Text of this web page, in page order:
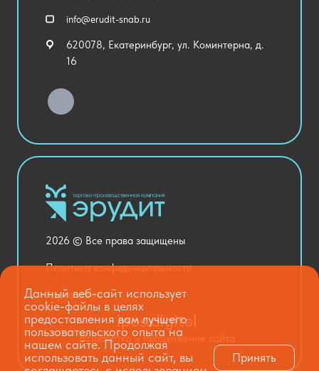
Спортивный зал
Уличное оборудование
Хозяйственные Товары
Столовая и пищеблок
Оснащение кабинетов
Медицинский кабинет
Национальные проекты
info@erudit-snab.ru
620078, Екатеринбург, ул. Коминтерна, д.
16
2026 © Все права защищены
Политика конфиденциальности
Карта сайта
Разработка и продвижение сайта
Данный веб-сайт использует
cookie-файлы в целях
предоставления вам лучшего
пользовательского опыта на
нашем сайте. Продолжая
использовать данный сайт, вы
Принять